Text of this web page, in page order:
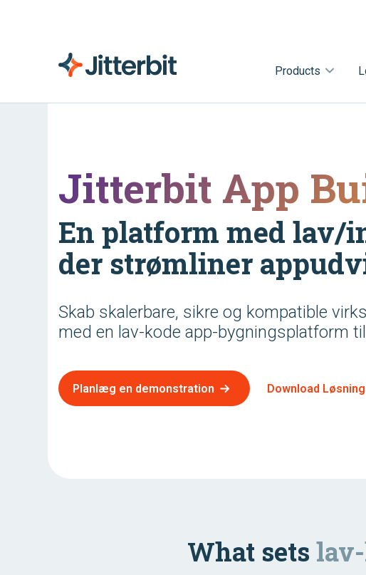
Products
Jitterbit App
En platform med lav/
der strømliner
Skab skalerbare, sikre og kompatible
med en lav-kode app-bygningsplatform
Planlæg en demonstration Download
What sets